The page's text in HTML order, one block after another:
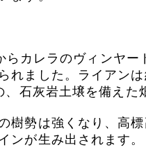
カレラのヴィンヤー
れました。ライアン
石灰岩土壌を備えた
勢は強くなり、高
ンが生み出されます。